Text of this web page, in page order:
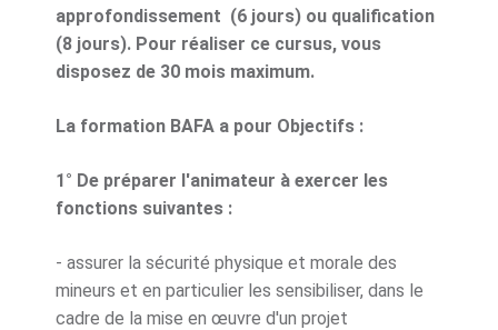
approfondissement (6 jours) ou qualification
(8 jours). Pour réaliser ce cursus, vous
disposez de 30 mois maximum.
La formation BAFA a pour Objectifs :
1° De préparer l'animateur à exercer les
fonctions suivantes :
- assurer la sécurité physique et morale des
mineurs et en particulier les sensibiliser, dans le
cadre de la mise en œuvre d'un projet